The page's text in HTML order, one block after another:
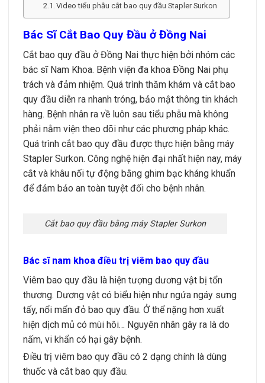
Video tiểu phẫu cắt bao quy đầu Stapler Surkon
Bác Sĩ Cắt Bao Quy Đầu ở Đồng Nai
Cắt bao quy đầu ở Đồng Nai thực hiện bởi nhóm các
bác sĩ Nam Khoa. Bệnh viện đa khoa Đồng Nai phụ
trách và đảm nhiệm. Quá trình thăm khám và cắt bao
quy đầu diễn ra nhanh tróng, bảo mật thông tin khách
hàng. Bệnh nhân ra về luôn sau tiểu phẫu mà không
phải nằm viện theo dõi như các phương pháp khác.
Quá trình cắt bao quy đầu được thực hiện bằng máy
Stapler Surkon. Công nghệ hiện đại nhất hiện nay, máy
cắt và khâu nối tự động bằng ghim bạc kháng khuẩn
để đảm bảo an toàn tuyệt đối cho bệnh nhân.
Cắt bao quy đầu bằng máy Stapler Surkon
Bác sĩ nam khoa điều trị viêm bao quy đầu
Viêm bao quy đầu là hiện tượng dương vật bị tổn
thương. Dương vật có biểu hiện như ngứa ngáy sưng
tấy, nổi mẩn đỏ bao quy đầu. Ở thể nặng hơn xuất
hiện dịch mủ có mùi hôi… Nguyên nhân gây ra là do
nấm, vi khẩn có hại gây bệnh.
Điều trị viêm bao quy đầu có 2 dạng chính là dùng
thuốc và cắt bao quy đầu.